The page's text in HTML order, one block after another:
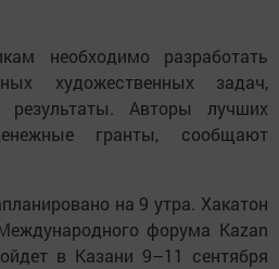
необходимо разработать
художественных задач,
Авторы лучших
гранты, сообщают
на 9 утра. Хакатон
форума Kazan
в Казани 9–11 сентября